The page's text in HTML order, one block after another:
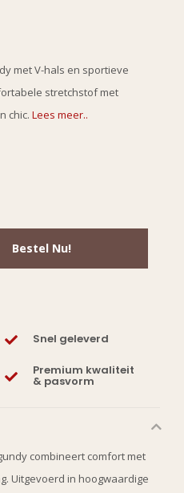
met V-hals en sportieve
stretchstof met
chic. Lees meer..
Bestel Nu!
Snel geleverd
Premium kwaliteit
& pasvorm
combineert comfort met
Uitgevoerd in hoogwaardige